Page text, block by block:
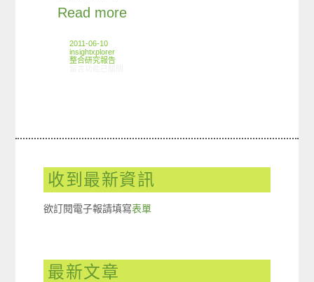
Read more
2011-06-10
insightxplorer
整合研究報告
收到最新資訊
欲訂閱電子報請填寫表單
最新文章